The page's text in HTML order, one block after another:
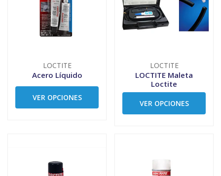
LOCTITE
Acero Líquido
VER OPCIONES
LOCTITE
LOCTITE Maleta
Loctite
VER OPCIONES